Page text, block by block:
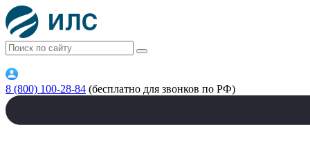
8 (800) 100-28-84 (бесплатно для звонков по РФ)